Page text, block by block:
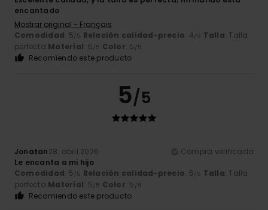
encantado
Mostrar original - Français
Comodidad: 5/5 Relación calidad-precio: 4/5 Talla: Talla
perfecta Material: 5/5 Color: 5 /5
Recomiendo este producto
5/5
Jonatan28. abril 2026
Compra verificada
Le encanta a mi hijo
Comodidad: 5/5 Relación calidad-precio: 5/5 Talla: Talla
perfecta Material: 5/5 Color: 5 /5
Recomiendo este producto